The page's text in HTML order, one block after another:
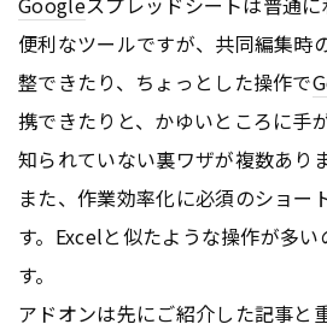
便利なツールですが、共同編集時
整できたり、ちょっとした操作で
携できたりと、かゆいところに手
知られていない裏ワザが複数ありま
また、作業効率化に必須のショー
す。Excelと似たような操作が多
す。
アドオンは先にご紹介した記事と